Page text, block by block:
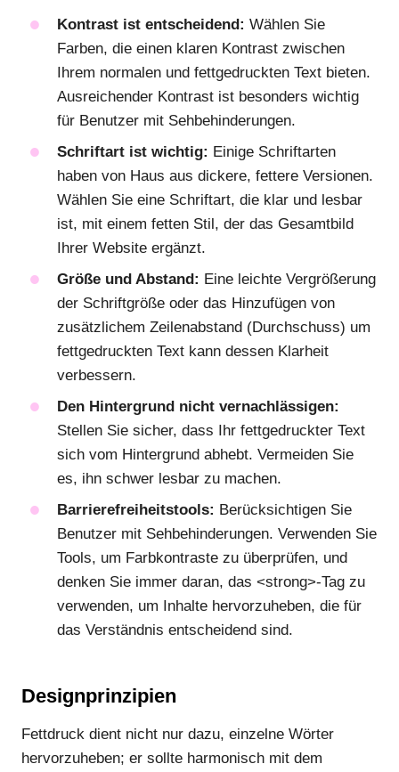
Kontrast ist entscheidend: Wählen Sie
Farben, die einen klaren Kontrast zwischen
Ihrem normalen und fettgedruckten Text bieten.
Ausreichender Kontrast ist besonders wichtig
für Benutzer mit Sehbehinderungen.
Schriftart ist wichtig: Einige Schriftarten
haben von Haus aus dickere, fettere Versionen.
Wählen Sie eine Schriftart, die klar und lesbar
ist, mit einem fetten Stil, der das Gesamtbild
Ihrer Website ergänzt.
Größe und Abstand: Eine leichte Vergrößerung
der Schriftgröße oder das Hinzufügen von
zusätzlichem Zeilenabstand (Durchschuss) um
fettgedruckten Text kann dessen Klarheit
verbessern.
Den Hintergrund nicht vernachlässigen:
Stellen Sie sicher, dass Ihr fettgedruckter Text
sich vom Hintergrund abhebt. Vermeiden Sie
es, ihn schwer lesbar zu machen.
Barrierefreiheitstools: Berücksichtigen Sie
Benutzer mit Sehbehinderungen. Verwenden Sie
Tools, um Farbkontraste zu überprüfen, und
denken Sie immer daran, das <strong>-Tag zu
verwenden, um Inhalte hervorzuheben, die für
das Verständnis entscheidend sind.
Designprinzipien
Fettdruck dient nicht nur dazu, einzelne Wörter
hervorzuheben; er sollte harmonisch mit dem